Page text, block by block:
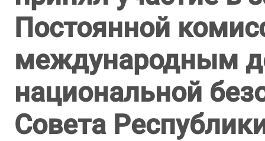
Постоянной
международным
национальной
Совета